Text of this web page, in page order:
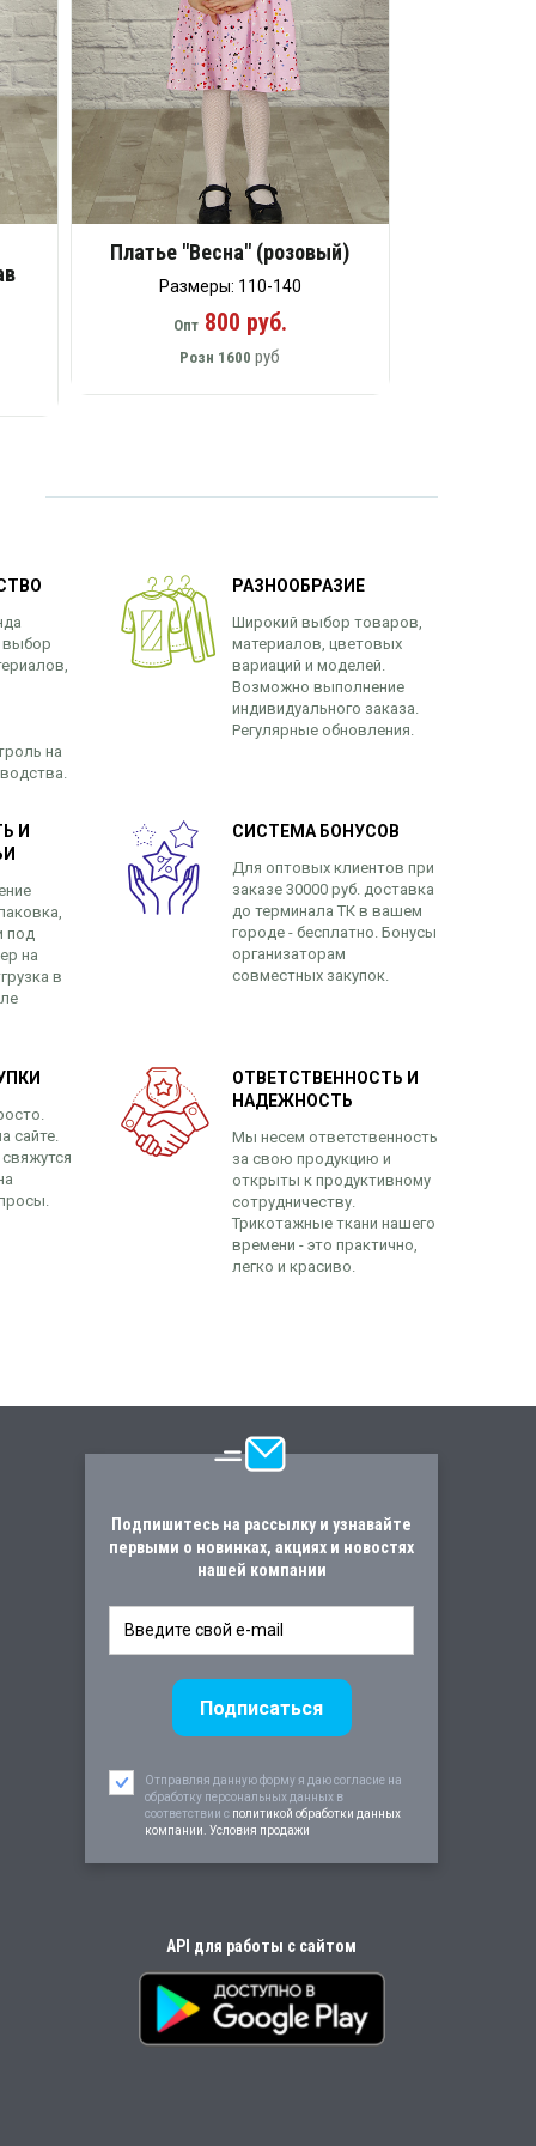
Платье "Весна" (розовый)
Размеры: 110-140
Опт800 руб.
Розн 1600 руб
выбор
на
РАЗНООБРАЗИЕ
Широкий выбор товаров,
материалов, цветовых
вариаций и моделей.
Возможно выполнение
индивидуального заказа.
Регулярные обновления.
И
под
на
в
СИСТЕМА БОНУСОВ
Для оптовых клиентов при
заказе 30000 руб. доставка
до терминала ТК в вашем
городе - бесплатно. Бонусы
организаторам
совместных закупок.
сайте.
ОТВЕТСТВЕННОСТЬ И
НАДЕЖНОСТЬ
Мы несем ответственность
за свою продукцию и
открыты к продуктивному
сотрудничеству.
Трикотажные ткани нашего
времени - это практично,
легко и красиво.
Подпишитесь на рассылку и узнавайте
первыми о новинках, акциях и новостях
нашей компании
Отправляя данную форму я даю согласие на
обработку персональных данных в
соответствии c политикой обработки данных
компании. Условия продажи
API для работы с сайтом